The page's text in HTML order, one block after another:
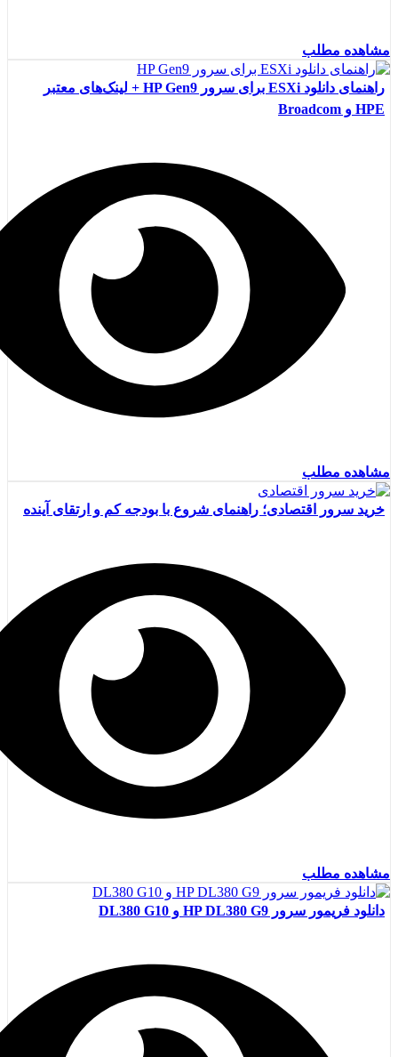
مشاهده مطلب
راهنمای دانلود ESXi برای سرور HP Gen9 + لینک‌های معتبر
HPE و Broadcom
مشاهده مطلب
خرید سرور اقتصادی؛ راهنمای شروع با بودجه کم و ارتقای آینده
مشاهده مطلب
دانلود فریمور سرور HP DL380 G9 و DL380 G10